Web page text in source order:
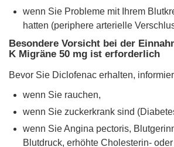
wenn Sie Probleme mit Ihrem
hatten (periphere arterielle
Besondere Vorsicht bei der
K Migräne 50 mg ist erforderlich
Bevor Sie Diclofenac erhalten,
wenn Sie rauchen,
wenn Sie zuckerkrank sind
wenn Sie Angina pectoris,
Blutdruck, erhöhte Cholesterin-